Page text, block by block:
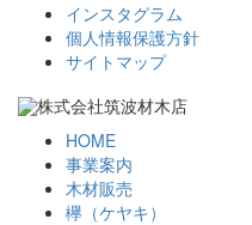
インスタグラム
個人情報保護方針
サイトマップ
HOME
事業案内
木材販売
欅（ケヤキ）